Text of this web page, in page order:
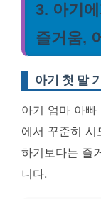
3. 아기에
즐거움,
아기 첫 말
아기 엄마 아
에서 꾸준히 시
하기보다는 즐
니다.